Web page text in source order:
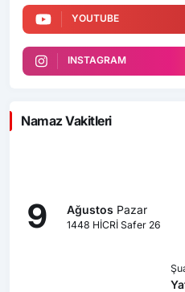
YOUTUBE
INSTAGRAM
Namaz Vakitleri
9 Ağustos Pazar
1448 HİCRİ Safer 26